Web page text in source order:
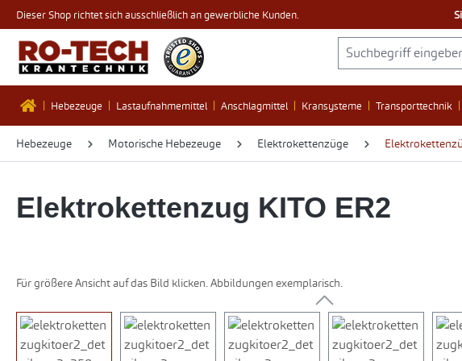
Hauptinhalt springen
Zur Suche springen
Zur Hauptnavigation springen
Dieser Shop richtet sich ausschließlich an gewerbliche Kunden.
Hebezeuge Lastaufnahmemittel Anschlagmittel Kransysteme Transporttechnik
Hebezeuge Motorische Hebezeuge Elektrokettenzüge
Elektrokettenzug KITO ER2
Für größere Ansicht auf das Bild klicken. Abbildungen exemplarisch.